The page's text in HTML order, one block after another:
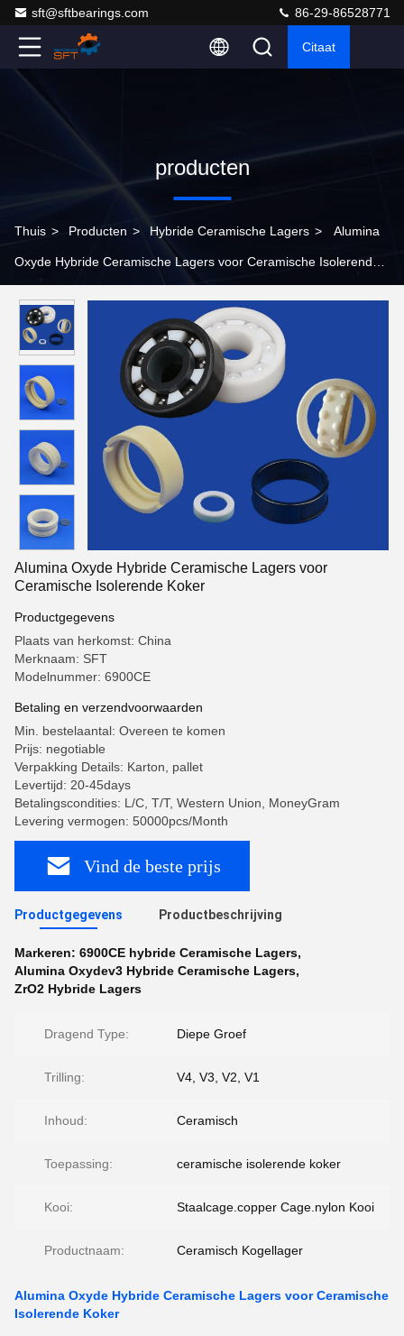
sft@sftbearings.com 86-29-86528771
Citaat
producten
Thuis > Producten > Hybride Ceramische Lagers > Alumina
Oxyde Hybride Ceramische Lagers voor Ceramische Isolerende
Alumina Oxyde Hybride Ceramische Lagers voor
Ceramische Isolerende Koker
Productgegevens
Plaats van herkomst: China
Merknaam: SFT
Modelnummer: 6900CE
Betaling en verzendvoorwaarden
Min. bestelaantal: Overeen te komen
Prijs: negotiable
Verpakking Details: Karton, pallet
Levertijd: 20-45days
Betalingscondities: L/C, T/T, Western Union, MoneyGram
Levering vermogen: 50000pcs/Month
Vind de beste prijs
Productgegevens Productbeschrijving
Markeren: 6900CE hybride Ceramische Lagers,
Alumina Oxydev3 Hybride Ceramische Lagers,
ZrO2 Hybride Lagers
Dragend Type: Diepe Groef
Trilling: V4, V3, V2, V1
Inhoud: Ceramisch
Toepassing: ceramische isolerende koker
Kooi: Staalcage.copper Cage.nylon Kooi
Productnaam: Ceramisch Kogellager
Alumina Oxyde Hybride Ceramische Lagers voor Ceramische
Isolerende Koker